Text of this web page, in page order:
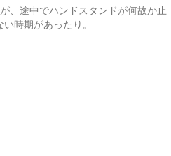
、途中でハンドスタンドが何故か止
時期があったり。